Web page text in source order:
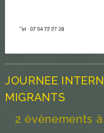
JOURNEE
MIGRANTS
2 évènements à